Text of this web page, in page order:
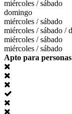
miércoles / sábado
domingo
miércoles / sábado
miércoles / sábado /
miércoles / sábado
miércoles / sábado
Apto para